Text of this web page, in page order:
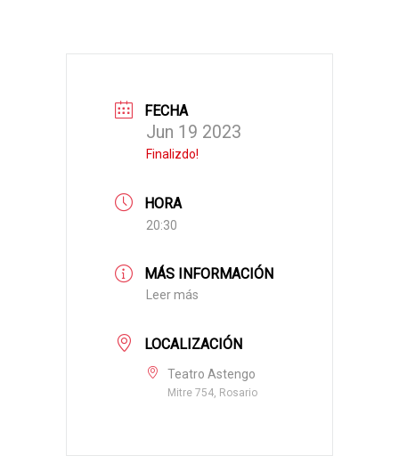
FECHA
Jun 19 2023
Finalizdo!
HORA
20:30
MÁS INFORMACIÓN
Leer más
LOCALIZACIÓN
Teatro Astengo
Mitre 754, Rosario